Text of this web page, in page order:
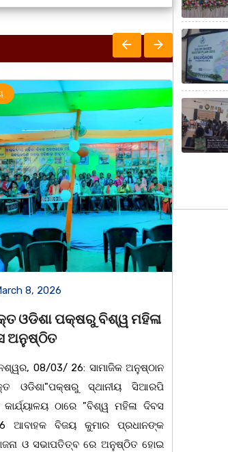
ରାଜ୍ୟ
March 8, 2026
ଆନ୍ତର୍ଜାତୀୟ ମହିଳା ଦିବସ
ଉପଲକ୍ଷେ ନାଟକ ‘ଖାଣ୍ଟି ସୁନା’
ଚିଲିକା: ଆନ୍ତର୍ଜାତୀୟ ମହିଳା ଦିବସ ପାଳନ
ଅବସରରେ ବାଲୁଗାଁସ୍ଥିତ ମା' ଭଗବତୀ କଳା
ନିକେତନ ର ଓଡ଼ିଆ ଅସ୍ମିତା ଉପରେ ଆଧାରିତ
ନାଟକ "ଖାଣ୍ଟି ସୁନା" ଗୈ।ରୀ ସାଂସ୍କୃତିକ
ପ୍ରତିଷ୍ଠାନ, ଖୋର୍ଦ୍ଧା ଆନୁକୁଲ୍ୟରେ ମଞ୍ଚସ୍ଥ